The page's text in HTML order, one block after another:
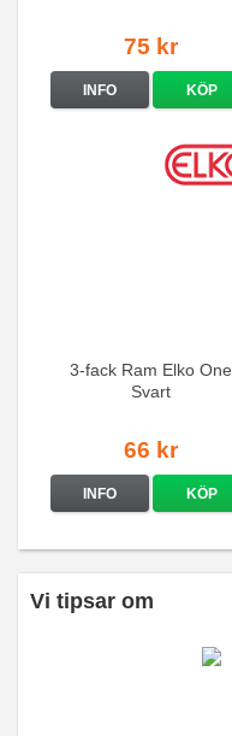
75 kr
INFO KÖP
3-fack Ram Elko One
Svart
66 kr
INFO KÖP
Vi tipsar om